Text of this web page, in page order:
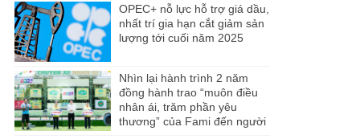
OPEC+ nỗ lực hỗ trợ giá dầu,
nhất trí gia hạn cắt giảm sản
lượng tới cuối năm 2025
Nhìn lại hành trình 2 năm
đồng hành trao “muôn điều
nhân ái, trăm phần yêu
thương” của Fami đến người